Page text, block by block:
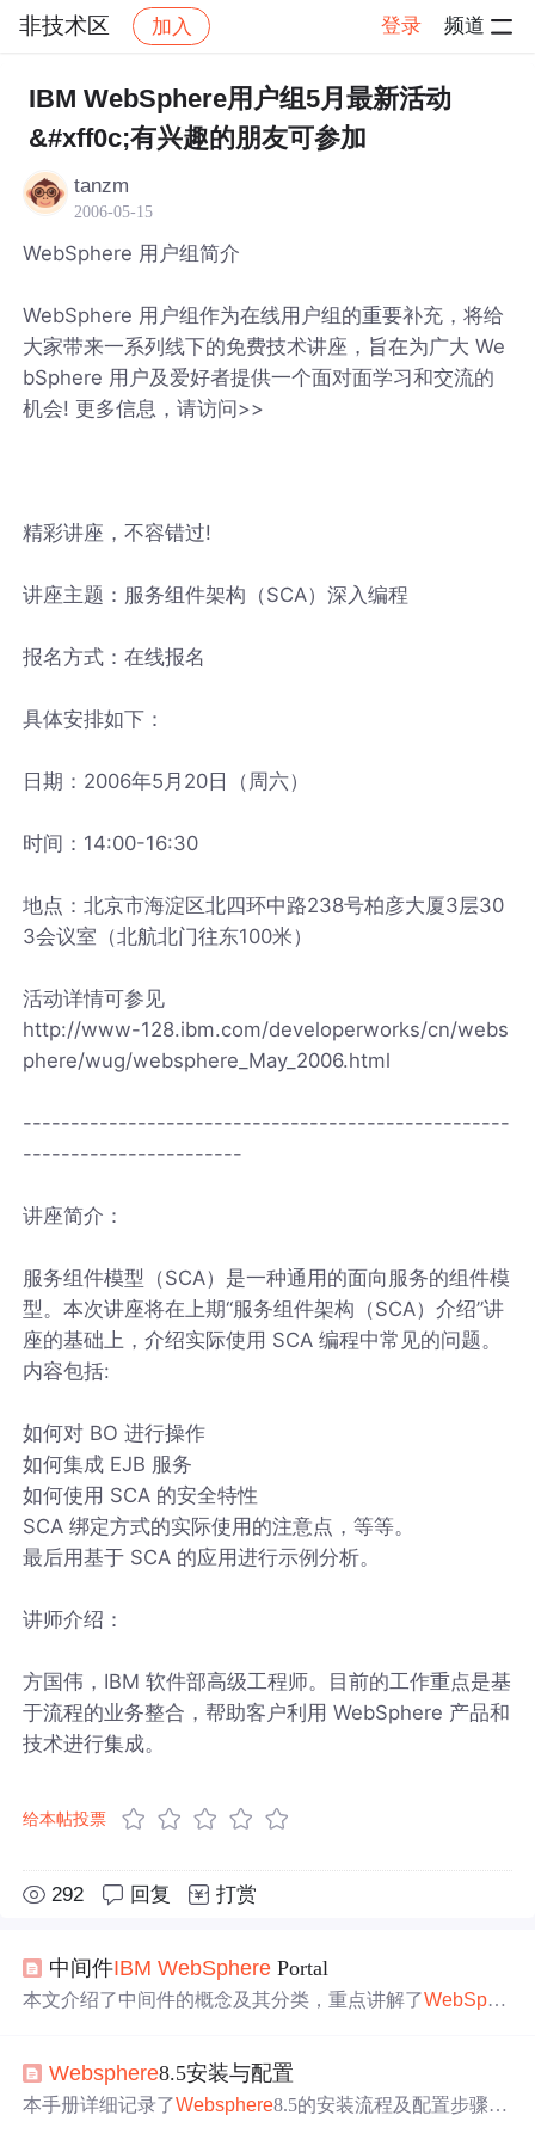
非技术区 加入 登录 频道
社区 非技术区 帖子详情
IBM WebSphere用户组5月最新活动
&#xff0c;有兴趣的朋友可参加
tanzm
2006-05-15
WebSphere 用户组简介
WebSphere 用户组作为在线用户组的重要补充，将给
大家带来一系列线下的免费技术讲座，旨在为广大 We
bSphere 用户及爱好者提供一个面对面学习和交流的
机会! 更多信息，请访问>>
精彩讲座，不容错过!
讲座主题：服务组件架构（SCA）深入编程
报名方式：在线报名
具体安排如下：
日期：2006年5月20日（周六）
时间：14:00-16:30
地点：北京市海淀区北四环中路238号柏彦大厦3层30
3会议室（北航北门往东100米）
活动详情可参见
http://www-128.ibm.com/developerworks/cn/webs
phere/wug/websphere_May_2006.html
---------------------------------------------------
-----------------------
讲座简介：
服务组件模型（SCA）是一种通用的面向服务的组件模
型。本次讲座将在上期“服务组件架构（SCA）介绍”讲
座的基础上，介绍实际使用 SCA 编程中常见的问题。
内容包括:
如何对 BO 进行操作
如何集成 EJB 服务
如何使用 SCA 的安全特性
SCA 绑定方式的实际使用的注意点，等等。
最后用基于 SCA 的应用进行示例分析。
讲师介绍：
方国伟，IBM 软件部高级工程师。目前的工作重点是基
于流程的业务整合，帮助客户利用 WebSphere 产品和
技术进行集成。
给本帖投票
292 回复 打赏
中间件IBM WebSphere Portal
本文介绍了中间件的概念及其分类，重点讲解了WebSphe
Websphere8.5安装与配置
本手册详细记录了Websphere8.5的安装流程及配置步骤，